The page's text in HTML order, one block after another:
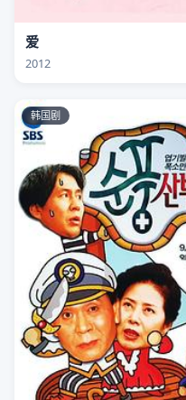
爱
2012
韩国剧